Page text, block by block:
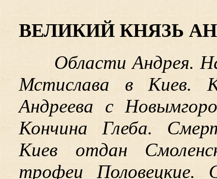
ВЕЛИКИЙ КНЯЗЬ
Области Андрея.
Мстислава в Киев.
Андреева с
Кончина Глеба.
Киев отдан
трофеи Половецкие.